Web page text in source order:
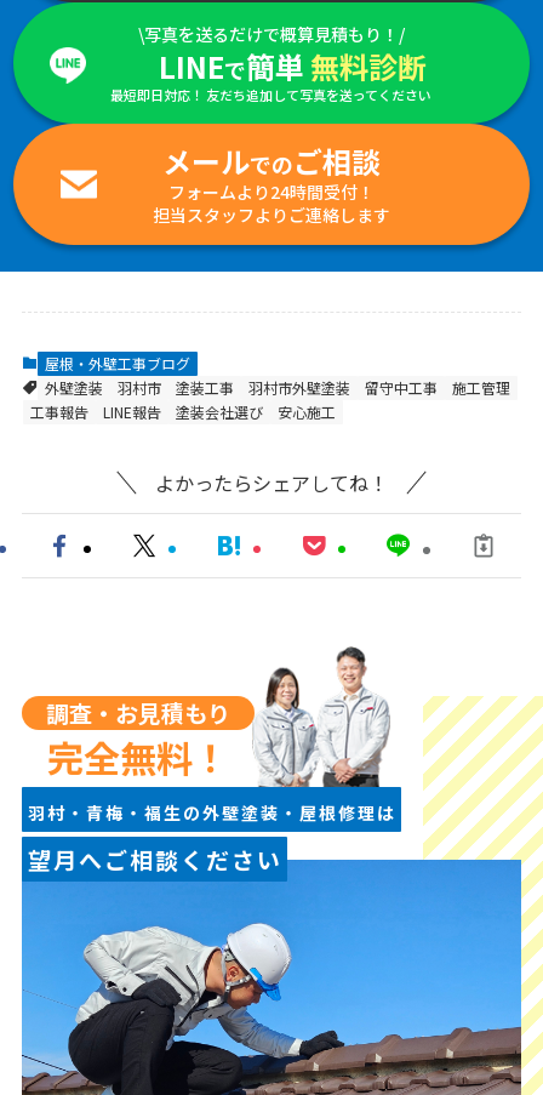
\写真を送るだけで概算見積もり！/
LINEで簡単 無料診断
最短即日対応！ 友だち追加して写真を送ってください
メールでのご相談
フォームより24時間受付！
担当スタッフよりご連絡します
屋根・外壁工事ブログ
外壁塗装
羽村市 塗装工事 羽村市外壁塗装 留守中工事
施工管理
工事報告
LINE報告 塗装会社選び 安心施工
よかったらシェアしてね！
調査・お見積もり
完全無料！
羽村・青梅・福生の外壁塗装・屋根修理は
望月へご相談ください